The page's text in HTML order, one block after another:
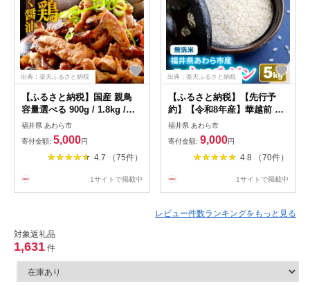
出典：楽天ふるさと納税
【ふるさと納税】国産 親鳥
容量選べる 900g / 1.8kg /
2.7kg ／ にんにく醤油味 味
付け肉 鶏肉 小分け 焼肉 バー
ベキュー 冷凍 福井のソウル
フード 福井 焼き鳥 焼鳥 人気
福井県 あわら市
寄付金額: 5,000円
4.7 （75件）
1サイトで掲載中
出典：楽天ふるさと納税
【ふるさと納税】【先行予
約】【令和8年産】華越前 無
洗米 5kg 単品 【選べる発送
月：9月上旬 / 10月上旬】/ 米
5キロ ハナエチゼン はなえち
ぜん 北陸 福井県産 あわら市
め むせんまい
福井県 あわら市
寄付金額: 9,000円
4.8 （70件）
1サイトで掲載中
レビュー件数ランキングをもっと見る
対象返礼品
1,631 件